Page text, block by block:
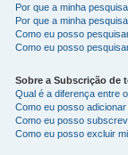
Por que a minha
Por que a minha
Como eu posso
Como eu posso
Sobre a Subscrição de
Qual é a diferença entre
Como eu posso
Como eu posso
Como eu posso excluir